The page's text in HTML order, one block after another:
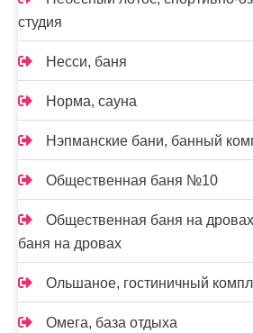
студия
Несси, баня
Норма, сауна
Нэпманские бани, банный
Общественная баня №10
Общественная баня на
баня на дровах
Ольшаное, гостиничный
Омега, база отдыха